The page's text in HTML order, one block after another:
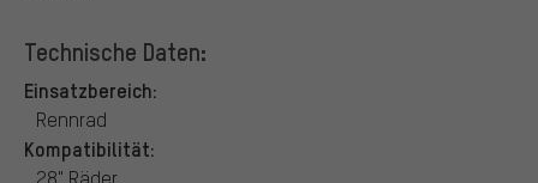
Technische Daten:
Einsatzbereich:
Rennrad
Kompatibilität:
28" Räder